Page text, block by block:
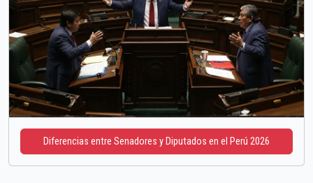
Diferencias entre Senadores y Diputados en el Perú 2026